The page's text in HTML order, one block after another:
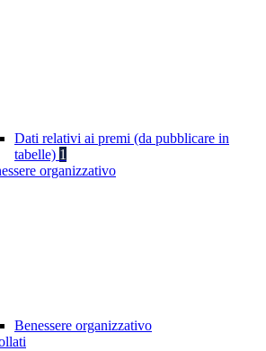
Dati relativi ai premi (da pubblicare in
tabelle) 1
organizzativo
Benessere organizzativo